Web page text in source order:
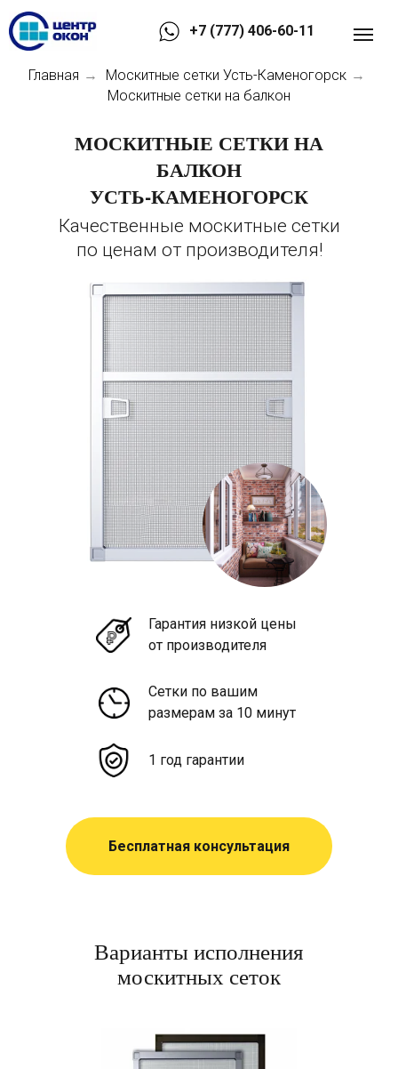
+7 (777) 406-60-11
Главная → Москитные сетки Усть-Каменогорск →
Москитные сетки на балкон
Гарантия низкой цены
от производителя
Сетки по вашим
размерам за 10 минут
1 год гарантии
Бесплатная консультация
Качественные москитные сетки
по ценам от производителя!
МОСКИТНЫЕ СЕТКИ НА
БАЛКОН
УСТЬ-КАМЕНОГОРСК
Варианты исполнения
москитных сеток